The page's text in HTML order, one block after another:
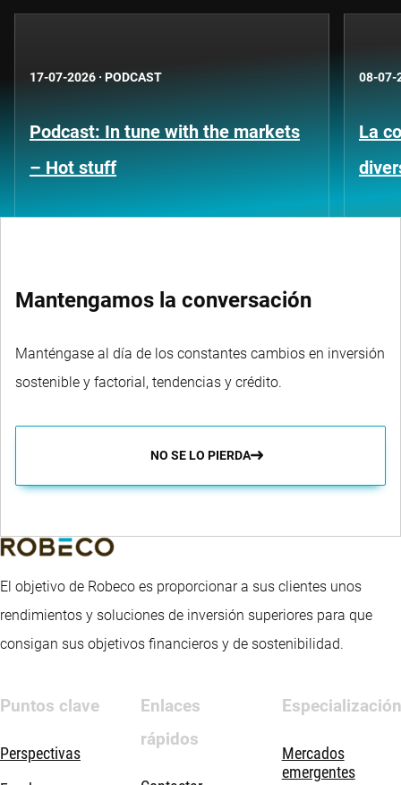
17-07-2026 · PODCAST
Podcast: In tune with the markets
– Hot stuff
08-07-
La
Mantengamos la conversación
Manténgase al día de los constantes cambios en inversión
sostenible y factorial, tendencias y crédito.
NO SE LO PIERDA
El objetivo de Robeco es proporcionar a sus clientes unos
rendimientos y soluciones de inversión superiores para que
consigan sus objetivos financieros y de sostenibilidad.
Puntos clave
Perspectivas
Enlaces
rápidos
Especialización
Mercados
emergentes